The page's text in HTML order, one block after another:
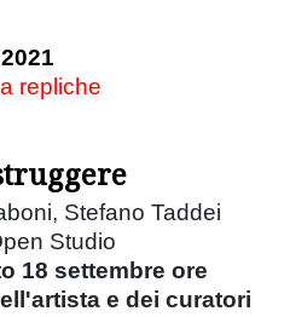
repliche
Stefano Taddei
Studio
18 settembre ore
e dei curatori